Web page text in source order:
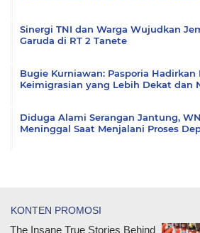
Sinergi TNI dan Warga Wujudkan
Garuda di RT 2 Tanete
Bugie Kurniawan: Pasporia Hadirkan
Keimigrasian yang Lebih Dekat dan
Diduga Alami Serangan Jantung,
Meninggal Saat Menjalani Proses